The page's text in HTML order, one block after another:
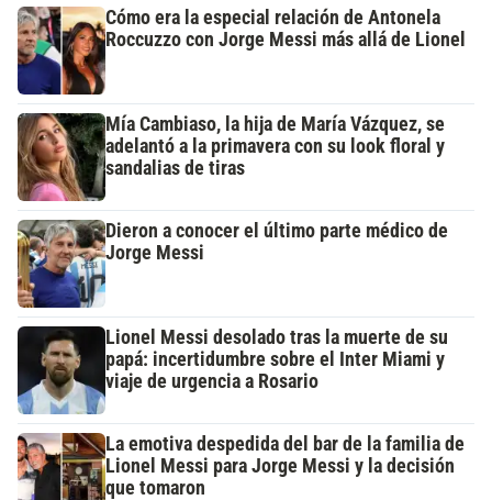
Cómo era la especial relación de Antonela
Roccuzzo con Jorge Messi más allá de Lionel
Mía Cambiaso, la hija de María Vázquez, se
adelantó a la primavera con su look floral y
sandalias de tiras
Dieron a conocer el último parte médico de
Jorge Messi
Lionel Messi desolado tras la muerte de su
papá: incertidumbre sobre el Inter Miami y
viaje de urgencia a Rosario
La emotiva despedida del bar de la familia de
Lionel Messi para Jorge Messi y la decisión
que tomaron